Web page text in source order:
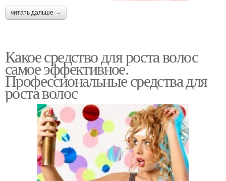
читать дальше →
Какое средство для роста волос
самое эффективное.
Профессиональные средства для
роста волос